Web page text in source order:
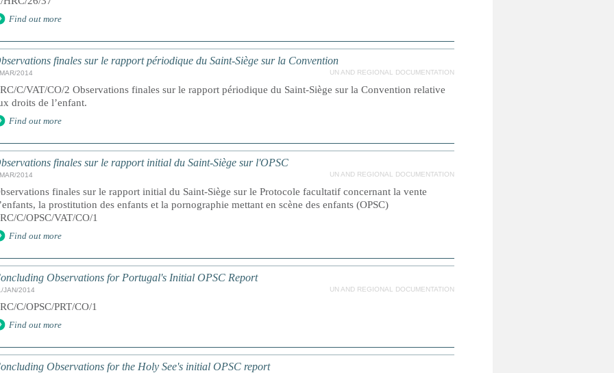
Find out more
finales sur le rapport périodique du Saint-Siège sur la Convention
2014 UN AND REGIONAL DOCUMENTATION
C/VAT/CO/2 Observations finales sur le rapport périodique du Saint-Siège sur la Convention relative
droits de l’enfant.
Find out more
finales sur le rapport initial du Saint-Siège sur l'OPSC
2014 UN AND REGIONAL DOCUMENTATION
finales sur le rapport initial du Saint-Siège sur le Protocole facultatif concernant la vente
la prostitution des enfants et la pornographie mettant en scène des enfants (OPSC)
C/OPSC/VAT/CO/1
Find out more
Observations for Portugal's Initial OPSC Report
JAN/2014 UN AND REGIONAL DOCUMENTATION
C/OPSC/PRT/CO/1
Find out more
Observations for the Holy See's initial OPSC report